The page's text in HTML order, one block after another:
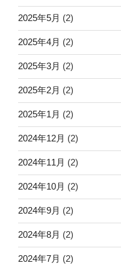
2025年5月 (2)
2025年4月 (2)
2025年3月 (2)
2025年2月 (2)
2025年1月 (2)
2024年12月 (2)
2024年11月 (2)
2024年10月 (2)
2024年9月 (2)
2024年8月 (2)
2024年7月 (2)